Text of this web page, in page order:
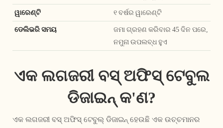
ୱାରେଣ୍ଟି ୧ ବର୍ଷର ୱାରେଣ୍ଟି
ଡେଲିଭରି ସମୟ
ଜମା ଗ୍ରହଣ କରିବାର 45 ଦିନ ପରେ,
ନମୁନା ଉପଲବ୍ଧ ହୁଏ
ଏକ ଲଗଜରୀ ବସ୍ ଅଫିସ୍ ଟେବୁଲ
ଡିଜାଇନ୍ କ'ଣ?
ଏକ ଲଗଜରୀ ବସ୍ ଅଫିସ୍ ଟେବୁଲ୍ ଡିଜାଇନ୍ ହେଉଛି ଏକ ଉଚ୍ଚମାନର